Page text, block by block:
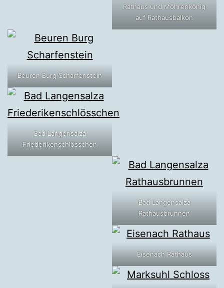
Rathaus und Möhrenkönig
auf Rathausbalkon
Beuren Burg Scharfenstein
Bad Langensalza
Friederikenschlösschen
Bad Langensalza
Rathausbrunnen
Eisenach Rathaus